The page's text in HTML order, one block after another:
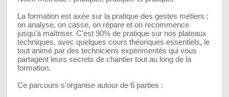
La formation est axée sur la pratique des gestes métiers :
on analyse, on casse, on répare et on recommence
jusqu'à maîtriser. C'est 90% de pratique sur nos plateaux
techniques, avec quelques cours théoriques essentiels, le
tout animé par des techniciens expérimentés qui vous
partagent leurs secrets de chantier tout au long de la
formation.
Ce parcours s'organise autour de 6 parties :